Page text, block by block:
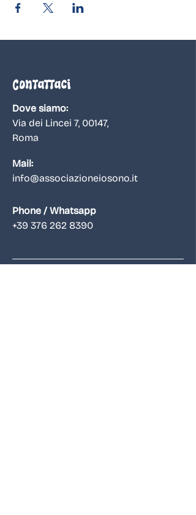
Contattaci
Dove siamo:
Via dei Lincei 7, 00147,
Roma
Mail:
info@associazioneiosono.it
Phone / Whatsapp
+39 376 262 8390